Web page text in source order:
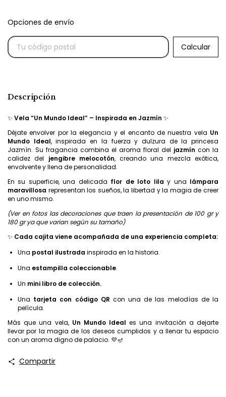
Opciones de envío
Entregas para el CP:
Calcular
Descripción
✨ Vela “Un Mundo Ideal” – Inspirada en Jazmín ✨
Déjate envolver por la elegancia y el encanto de nuestra vela Un
Mundo Ideal, inspirada en la fuerza y dulzura de la princesa
Jazmín. Su fragancia combina el aroma floral del jazmín con la
calidez del jengibre melocotón, creando una mezcla exótica,
envolvente y llena de personalidad.
En su superficie, una delicada flor de loto lila y una lámpara
maravillosa representan los sueños, la libertad y la magia de creer
en uno mismo.
(Ver en fotos las decoraciones que traen la presentación de 100 gr y
180 gr ya que varian según su tamaño)
✨ Cada cajita viene acompañada de una experiencia completa:
Una postal ilustrada inspirada en la historia.
Una estampilla coleccionable.
Un mini libro de colección.
Una tarjeta con código QR con una de las melodías de la
película.
Más que una vela, Un Mundo Ideal es una invitación a dejarte
llevar por la magia de los deseos cumplidos y a llenar tu espacio
con un aroma digno de palacio. 💜🪔
Compartir